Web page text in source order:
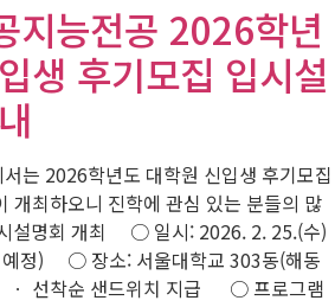
지능전공 2026학년
생 후기모집 입시설
는 2026학년도 대학원 신입생 후기모집
개최하오니 진학에 관심 있는 분들의 많
설명회 개최 ○ 일시: 2026. 2. 25.(수)
예정) ○ 장소: 서울대학교 303동(해동
선착순 샌드위치 지급 ○ 프로그램